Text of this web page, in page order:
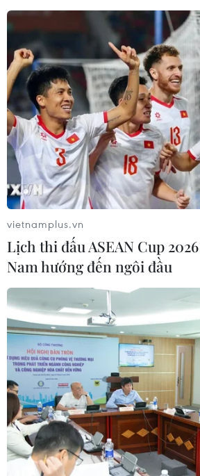
Các tỉnh Bắc Bộ sắp đón
trời chuyển mưa rét
16/11/2018 07:44
Từ ngày 17/11, ở các tỉnh Bắc Bộ trời
đêm và sáng sớm với nhiệt độ thấp
độ C, vùng núi có nơi chuyển rét với
15-17 độ C.
vietnamplus.vn
Lịch thi đấu ASEAN Cup
Nam hướng đến ngôi đầu